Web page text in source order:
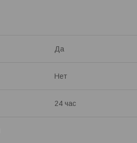
Да
Нет
24 час